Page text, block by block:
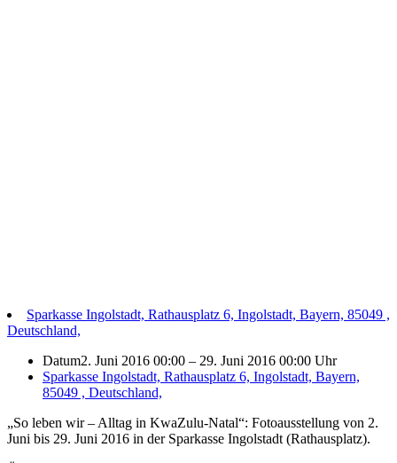
Sparkasse Ingolstadt, Rathausplatz 6, Ingolstadt, Bayern, 85049 ,
Deutschland,
Datum2. Juni 2016 00:00 – 29. Juni 2016 00:00 Uhr
Sparkasse Ingolstadt, Rathausplatz 6, Ingolstadt, Bayern,
85049 , Deutschland,
„So leben wir – Alltag in KwaZulu-Natal“: Fotoausstellung von 2.
Juni bis 29. Juni 2016 in der Sparkasse Ingolstadt (Rathausplatz).